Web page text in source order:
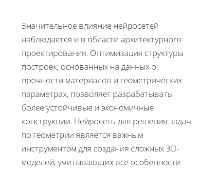
Значительное влияние нейросетей
наблюдается и в области архитектурного
проектирования. Оптимизация структуры
построек, основанных на данных о
прочности материалов и геометрических
параметрах, позволяет разрабатывать
более устойчивые и экономичные
конструкции. Нейросеть для решения задач
по геометрии является важным
инструментом для создания сложных 3D-
моделей, учитывающих все особенности